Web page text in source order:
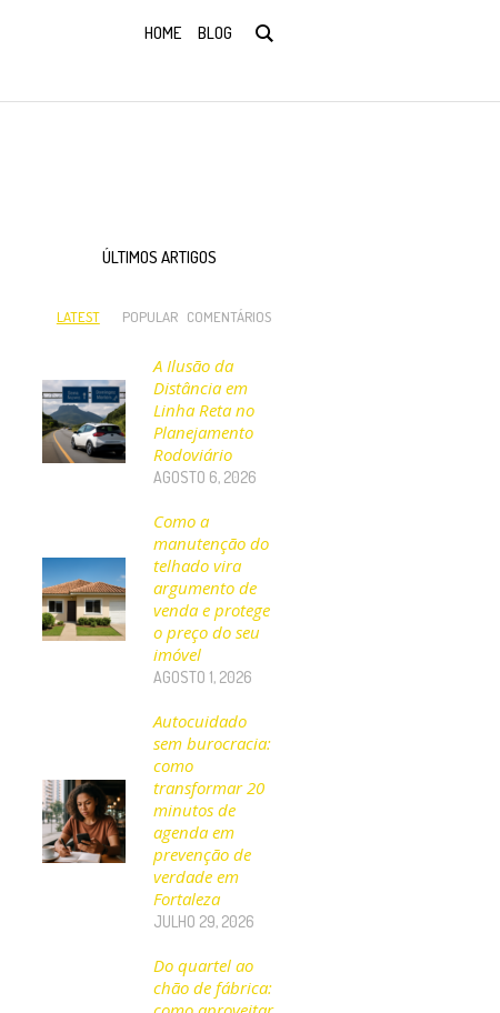
HOME BLOG
ÚLTIMOS ARTIGOS
LATEST POPULAR COMENTÁRIOS
A Ilusão da
Distância em
Linha Reta no
Planejamento
Rodoviário
AGOSTO 6, 2026
Como a
manutenção do
telhado vira
argumento de
venda e protege
o preço do seu
imóvel
AGOSTO 1, 2026
Autocuidado
sem burocracia:
como
transformar 20
minutos de
agenda em
prevenção de
verdade em
Fortaleza
JULHO 29, 2026
Do quartel ao
chão de fábrica: